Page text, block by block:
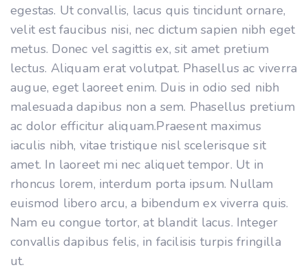
egestas. Ut convallis, lacus quis tincidunt ornare,
velit est faucibus nisi, nec dictum sapien nibh eget
metus. Donec vel sagittis ex, sit amet pretium
lectus. Aliquam erat volutpat. Phasellus ac viverra
augue, eget laoreet enim. Duis in odio sed nibh
malesuada dapibus non a sem. Phasellus pretium
ac dolor efficitur aliquam.Praesent maximus
iaculis nibh, vitae tristique nisl scelerisque sit
amet. In laoreet mi nec aliquet tempor. Ut in
rhoncus lorem, interdum porta ipsum. Nullam
euismod libero arcu, a bibendum ex viverra quis.
Nam eu congue tortor, at blandit lacus. Integer
convallis dapibus felis, in facilisis turpis fringilla
ut.